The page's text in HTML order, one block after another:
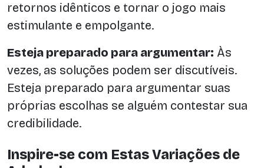
retornos idênticos e tornar o jogo mais
estimulante e empolgante.
Esteja preparado para argumentar: Às
vezes, as soluções podem ser discutíveis.
Esteja preparado para argumentar suas
próprias escolhas se alguém contestar sua
credibilidade.
Inspire-se com Estas Variações de